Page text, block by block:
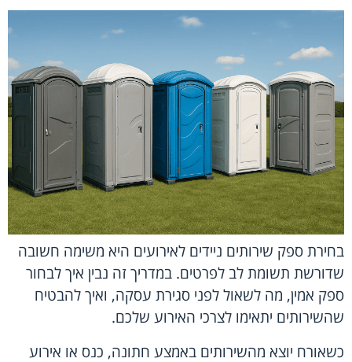
בחירת ספק שירותים ניידים לאירועים היא משימה חשובה
שדורשת תשומת לב לפרטים. במדריך זה נבין איך לבחור
ספק אמין, מה לשאול לפני סגירת עסקה, ואיך להבטיח
שהשירותים יתאימו לצרכי האירוע שלכם.
כשאורח יוצא מהשירותים באמצע חתונה, כנס או אירוע